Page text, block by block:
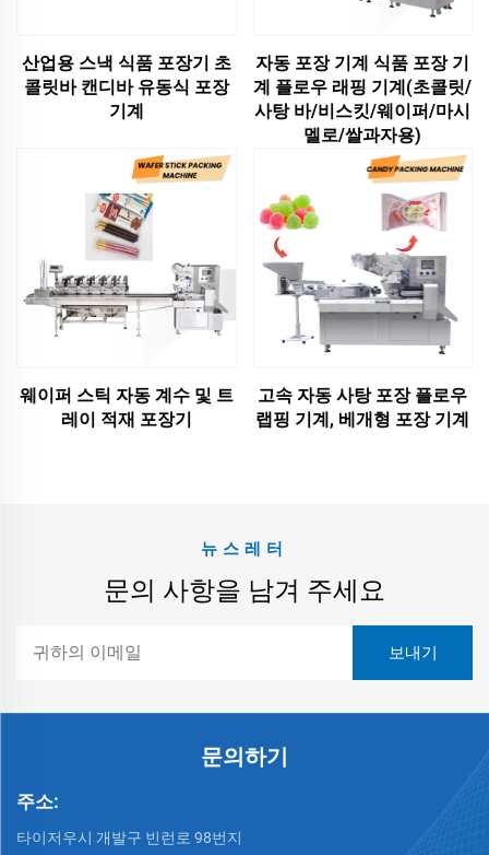
산업용 스낵 식품 포장기 초
콜릿바 캔디바 유동식 포장
기계
자동 포장 기계 식품 포장 기
계 플로우 래핑 기계(초콜릿/
사탕 바/비스킷/웨이퍼/마시
멜로/쌀과자용)
웨이퍼 스틱 자동 계수 및 트
레이 적재 포장기
고속 자동 사탕 포장 플로우
랩핑 기계, 베개형 포장 기계
뉴스레터
문의 사항을 남겨 주세요
문의하기
주소:
타이저우시 개발구 빈런로 98번지